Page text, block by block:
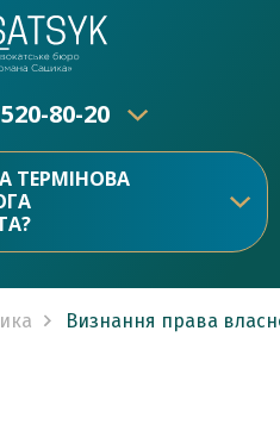
520-80-20
520-80-20
ТЕРМІНОВА
Визнання права